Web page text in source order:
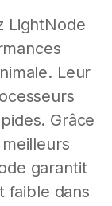
LightNode
Leur
Grâce
garantit
faible dans